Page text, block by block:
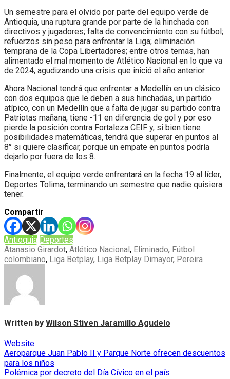
Un semestre para el olvido por parte del equipo verde de
Antioquia, una ruptura grande por parte de la hinchada con
directivos y jugadores; falta de convencimiento con su fútbol;
refuerzos sin peso para enfrentar la Liga; eliminación
temprana de la Copa Libertadores; entre otros temas, han
alimentado el mal momento de Atlético Nacional en lo que va
de 2024, agudizando una crisis que inició el año anterior.
Ahora Nacional tendrá que enfrentar a Medellín en un clásico
con dos equipos que le deben a sus hinchadas, un partido
atípico, con un Medellín que a falta de jugar su partido contra
Patriotas mañana, tiene -11 en diferencia de gol y por eso
pierde la posición contra Fortaleza CEIF y, si bien tiene
posibilidades matemáticas, tendrá que superar en puntos al
8° si quiere clasificar, porque un empate en puntos podría
dejarlo por fuera de los 8.
Finalmente, el equipo verde enfrentará en la fecha 19 al líder,
Deportes Tolima, terminando un semestre que nadie quisiera
tener.
Compartir
Antioquia Deportes
Atanasio Girardot, Atlético Nacional, Eliminado, Fútbol
colombiano, Liga Betplay, Liga Betplay Dimayor, Pereira
Written by Wilson Stiven Jaramillo Agudelo
Website
Navegación
de
Aeroparque Juan Pablo II y Parque Norte ofrecen descuentos
para los niños
Polémica por decreto del Día Cívico en el país